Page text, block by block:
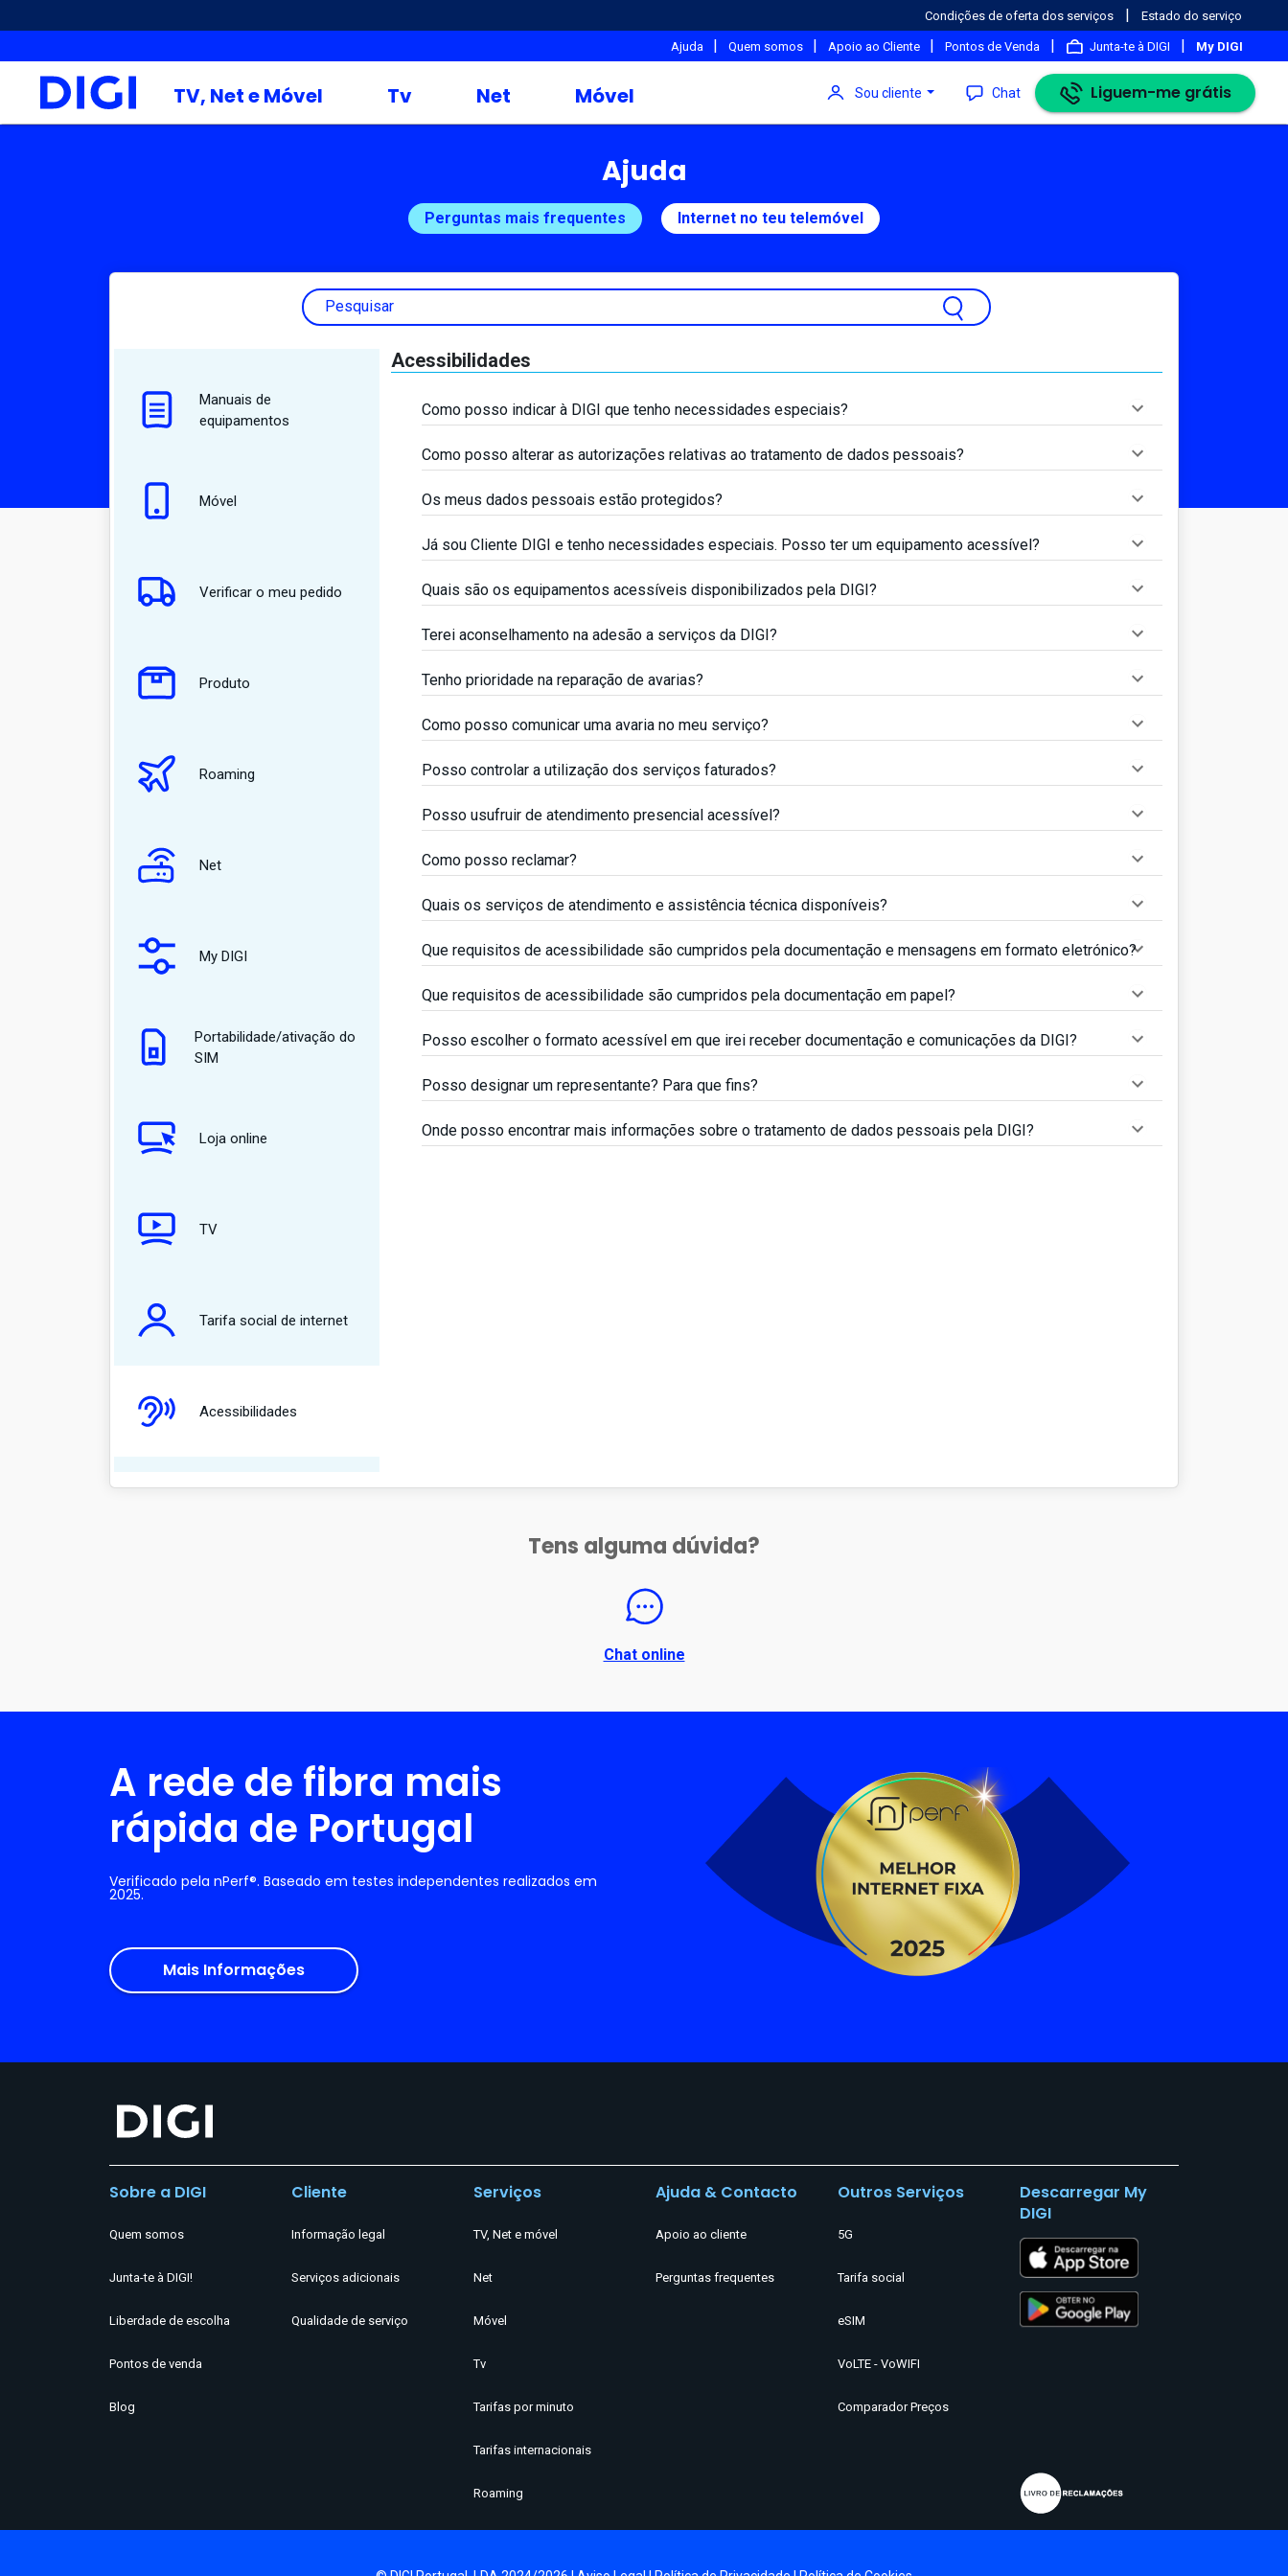
Condições de oferta dos serviços | Estado do serviço
Ajuda | Quem somos | Apoio ao Cliente | Pontos de Venda | Junta-te à DIGI | My DIGI
TV, Net e Móvel Tv Net Móvel Sou cliente Chat Liguem-me grátis
Ajuda
Perguntas mais frequentes Internet no teu telemóvel
Pesquisar
Manuais de
equipamentos
Móvel
Verificar o meu pedido
Produto
Roaming
Net
My DIGI
Portabilidade/ativação do
SIM
Loja online
TV
Tarifa social de internet
Acessibilidades
Acessibilidades
Como posso indicar à DIGI que tenho necessidades especiais?
Como posso alterar as autorizações relativas ao tratamento de dados pessoais?
Os meus dados pessoais estão protegidos?
Já sou Cliente DIGI e tenho necessidades especiais. Posso ter um equipamento acessível?
Quais são os equipamentos acessíveis disponibilizados pela DIGI?
Terei aconselhamento na adesão a serviços da DIGI?
Tenho prioridade na reparação de avarias?
Como posso comunicar uma avaria no meu serviço?
Posso controlar a utilização dos serviços faturados?
Posso usufruir de atendimento presencial acessível?
Como posso reclamar?
Quais os serviços de atendimento e assistência técnica disponíveis?
Que requisitos de acessibilidade são cumpridos pela documentação e mensagens em formato eletrónico?
Que requisitos de acessibilidade são cumpridos pela documentação em papel?
Posso escolher o formato acessível em que irei receber documentação e comunicações da DIGI?
Posso designar um representante? Para que fins?
Onde posso encontrar mais informações sobre o tratamento de dados pessoais pela DIGI?
Tens alguma dúvida?
Chat online
A rede de fibra mais
rápida de Portugal
Verificado pela nPerf®. Baseado em testes independentes realizados em
2025.
Mais Informações
Sobre a DIGI
Quem somos
Junta-te à DIGI!
Liberdade de escolha
Pontos de venda
Blog
Cliente
Informação legal
Serviços adicionais
Qualidade de serviço
Serviços
TV, Net e móvel
Net
Móvel
Tv
Tarifas por minuto
Tarifas internacionais
Roaming
Ajuda & Contacto
Apoio ao cliente
Perguntas frequentes
Outros Serviços
5G
Tarifa social
eSIM
VoLTE - VoWIFI
Comparador Preços
Descarregar My
DIGI